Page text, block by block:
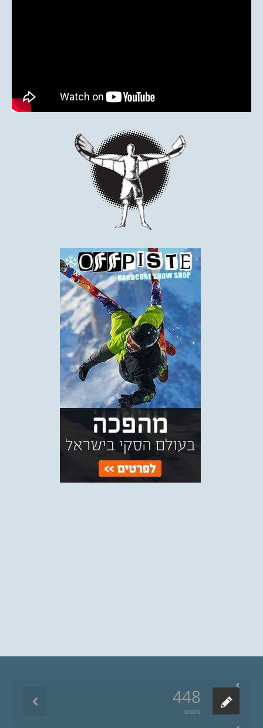
448
פוסטים